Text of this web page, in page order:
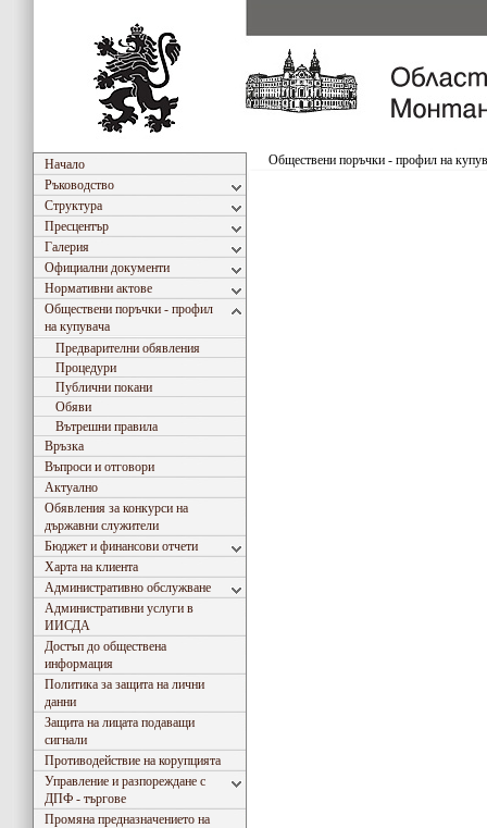
Начало
Ръководство
Структура
Пресцентър
Галерия
Официални документи
Нормативни актове
Обществени поръчки - профил
на купувача
Предварителни обявления
Процедури
Публични покани
Обяви
Вътрешни правила
Връзка
Въпроси и отговори
Актуално
Обявления за конкурси на
държавни служители
Бюджет и финансови отчети
Харта на клиента
Административно обслужване
Административни услуги в
ИИСДА
Достъп до обществена
информация
Политика за защита на лични
данни
Защита на лицата подаващи
сигнали
Противодействие на корупцията
Управление и разпореждане с
ДПФ - търгове
Промяна предназначението на
Обществени поръчки - профил на